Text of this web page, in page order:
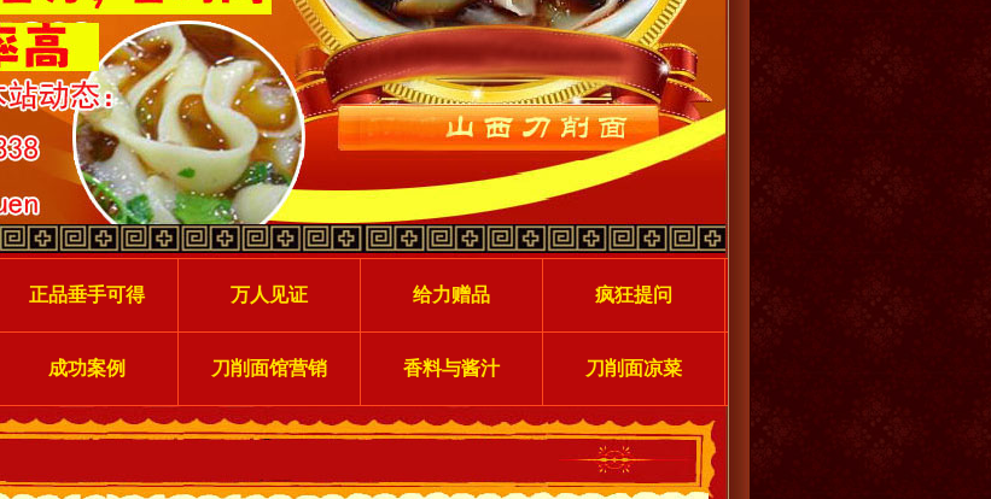
正品垂手可得 万人见证 给力赠品 疯狂提问
成功案例 刀削面馆营销 香料与酱汁 刀削面凉菜